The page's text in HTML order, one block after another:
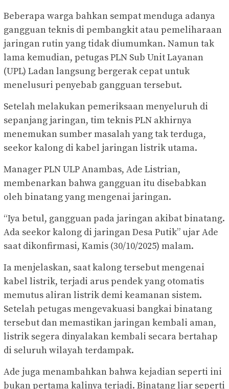
Beberapa warga bahkan sempat menduga adanya
gangguan teknis di pembangkit atau pemeliharaan
jaringan rutin yang tidak diumumkan. Namun tak
lama kemudian, petugas PLN Sub Unit Layanan
(UPL) Ladan langsung bergerak cepat untuk
menelusuri penyebab gangguan tersebut.
Setelah melakukan pemeriksaan menyeluruh di
sepanjang jaringan, tim teknis PLN akhirnya
menemukan sumber masalah yang tak terduga,
seekor kalong di kabel jaringan listrik utama.
Manager PLN ULP Anambas, Ade Listrian,
membenarkan bahwa gangguan itu disebabkan
oleh binatang yang mengenai jaringan.
“Iya betul, gangguan pada jaringan akibat binatang.
Ada seekor kalong di jaringan Desa Putik” ujar Ade
saat dikonfirmasi, Kamis (30/10/2025) malam.
Ia menjelaskan, saat kalong tersebut mengenai
kabel listrik, terjadi arus pendek yang otomatis
memutus aliran listrik demi keamanan sistem.
Setelah petugas mengevakuasi bangkai binatang
tersebut dan memastikan jaringan kembali aman,
listrik segera dinyalakan kembali secara bertahap
di seluruh wilayah terdampak.
Ade juga menambahkan bahwa kejadian seperti ini
bukan pertama kalinya terjadi. Binatang liar seperti